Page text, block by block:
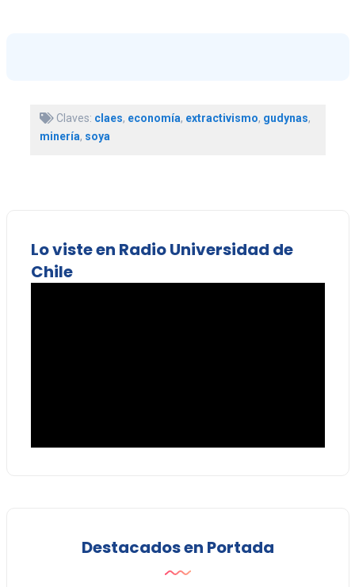
Claves: claes, economía, extractivismo, gudynas,
minería, soya
Lo viste en Radio Universidad de
Chile
Destacados en Portada